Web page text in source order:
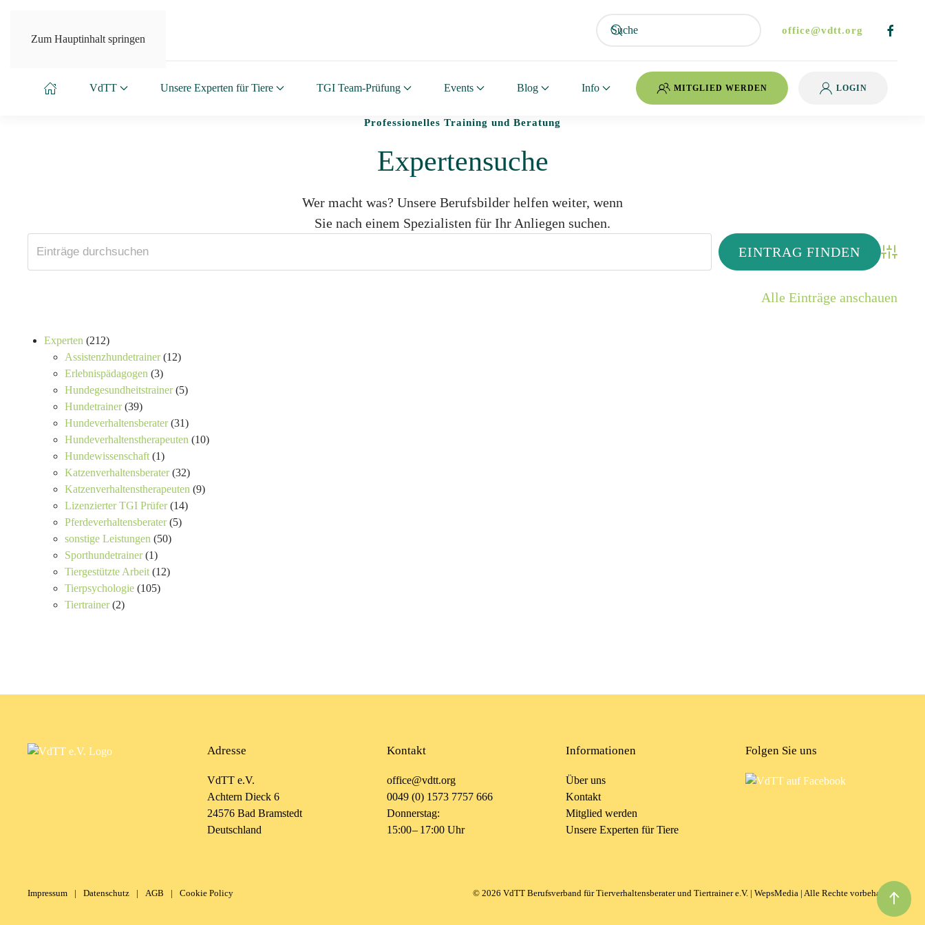
Zum Hauptinhalt springen
office@vdtt.org
VdTT Unsere Experten für Tiere TGI Team-Prüfung Events Blog Info MITGLIED WERDEN LOGIN
Professionelles Training und Beratung
Expertensuche
Wer macht was? Unsere Berufsbilder helfen weiter, wenn
Sie nach einem Spezialisten für Ihr Anliegen suchen.
Alle Einträge anschauen
Experten (212)
Assistenzhundetrainer(12)
Erlebnispädagogen (3)
Hundegesundheitstrainer(5)
Hundetrainer(39)
Hundeverhaltensberater(31)
Hundeverhaltenstherapeuten (10)
Hundewissenschaft (1)
Katzenverhaltensberater(32)
Katzenverhaltenstherapeuten (9)
Lizenzierter TGI Prüfer(14)
Pferdeverhaltensberater(5)
sonstige Leistungen (50)
Sporthundetrainer(1)
Tiergestützte Arbeit (12)
Tierpsychologie (105)
Tiertrainer(2)
Adresse
VdTT e.V.
Achtern Dieck 6
24576 Bad Bramstedt
Deutschland
Informationen
Über uns
Kontakt
Mitglied werden
Unsere Experten für Tiere
Kontakt
office@vdtt.org
0049 (0) 1573 7757 666
Donnerstag:
15:00 – 17:00 Uhr
Folgen Sie uns
Impressum | Datenschutz | AGB | Cookie Policy ©2026 VdTT Berufsverband für Tierverhaltensberater und Tiertrainer e.V. |WepsMedia | Alle Rechte vorbehalten!